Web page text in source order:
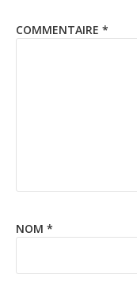
COMMENTAIRE *
NOM *